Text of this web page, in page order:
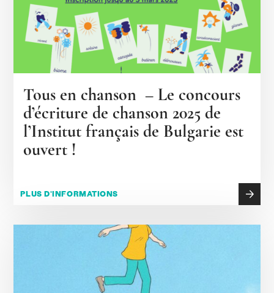
Tous en chanson – Le concours
d’écriture de chanson 2025 de
l’Institut français de Bulgarie est
ouvert !
PLUS D'INFORMATIONS